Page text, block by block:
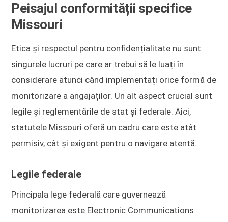
Peisajul conformității specifice
Missouri
Etica și respectul pentru confidențialitate nu sunt
singurele lucruri pe care ar trebui să le luați în
considerare atunci când implementați orice formă de
monitorizare a angajaților. Un alt aspect crucial sunt
legile și reglementările de stat și federale. Aici,
statutele Missouri oferă un cadru care este atât
permisiv, cât și exigent pentru o navigare atentă.
Legile federale
Principala lege federală care guvernează
monitorizarea este Electronic Communications